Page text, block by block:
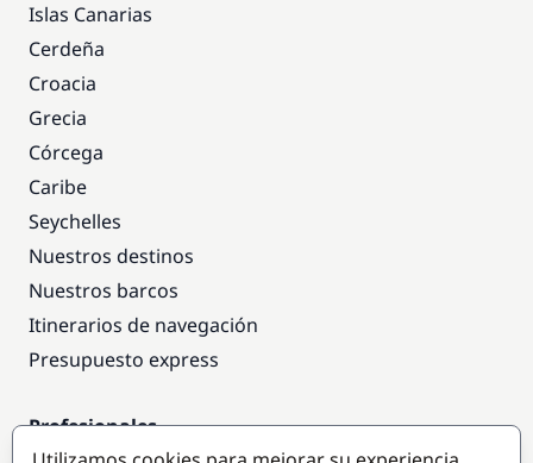
Islas Canarias
Cerdeña
Croacia
Grecia
Córcega
Caribe
Seychelles
Nuestros destinos
Nuestros barcos
Itinerarios de navegación
Presupuesto express
Profesionales